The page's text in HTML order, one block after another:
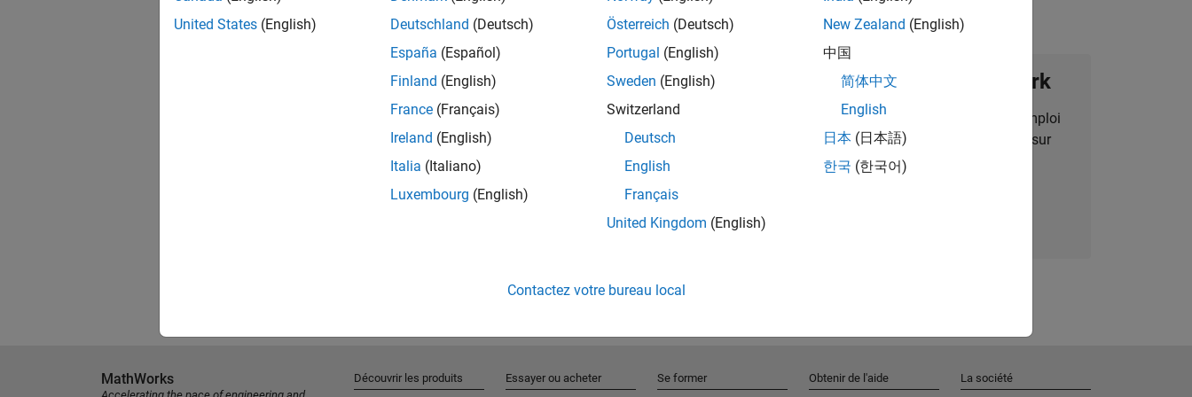
Rejoignez notre Talent Network
Recevez des alertes pour des opportunités d'emploi
personnalisées, des articles et des actualités sur
l'entreprise.
United States (English)
Deutschland (Deutsch)
España (Español)
Finland (English)
France (Français)
Ireland (English)
Italia (Italiano)
Luxembourg (English)
Österreich (Deutsch)
Portugal (English)
Sweden (English)
Switzerland
Deutsch
English
Français
United Kingdom (English)
New Zealand (English)
中国
简体中文
English
日本 (日本語)
한국 (한국어)
Contactez votre bureau local
MathWorks Découvrir les produits Essayer ou acheter Se former Obtenir de l'aide La société